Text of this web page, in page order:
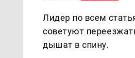
Лидер по всем
советуют
дышат в спину.